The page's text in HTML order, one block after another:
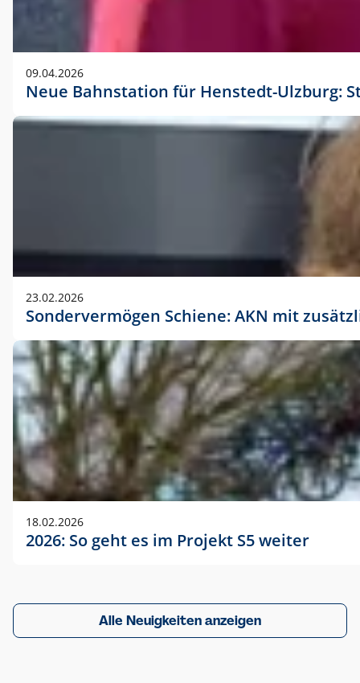
09.04.2026
Neue Bahnstation für Henstedt-Ulzburg:
23.02.2026
Sondervermögen Schiene: AKN mit
18.02.2026
2026: So geht es im Projekt S5 weiter
Alle Neuigkeiten anzeigen